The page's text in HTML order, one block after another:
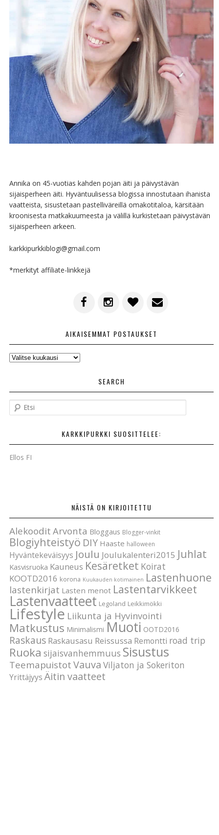
Annika on 45-vuotias kahden pojan äiti ja päivystävän
sijaisperheen äiti. Hyväntuulisessa blogissa innostutaan ihanista
vaatteista, sisustetaan pastelliväreillä omakotitaloa, kärsitään
kroonisesta matkakuumeesta ja välillä kurkistetaan päivystävän
sijaisperheen arkeen.
karkkipurkkiblogi@gmail.com
*merkityt affiliate-linkkejä
AIKAISEMMAT POSTAUKSET
AIKAISEMMAT
SEARCH
t
KARKKIPURKKI SUOSITTELEE:
Ellos FI
NÄISTÄ ON KIRJOITETTU
Alekoodit Arvonta Bloggaus Blogger-vinkit
Blogiyhteistyö DIY Haaste halloween
Hyväntekeväisyys Joulu Joulukalenteri2015 Juhlat
Kasvisruoka Kauneus Kesäretket Koirat
KOOTD2016 korona Kuukauden kotimainen Lastenhuone
lastenkirjat Lasten menot Lastentarvikkeet
Lastenvaatteet Legoland Leikkimökki
Lifestyle Liikunta ja Hyvinvointi
Matkustus Minimalismi Muoti OOTD2016
Raskaus Raskausasu Reissussa Remontti road trip
Ruoka sijaisvanhemmuus Sisustus
Teemapuistot Vauva Viljaton ja Sokeriton
Yrittäjyys Äitin vaatteet